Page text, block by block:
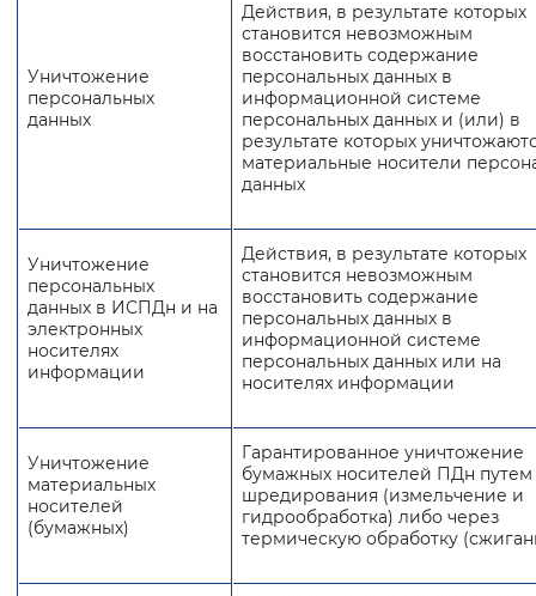
Уничтожение
персональных
данных
Действия, в результате которых
становится невозможным
восстановить содержание
персональных данных в
информационной системе
персональных данных и (или) в
результате которых
материальные носители
данных
Уничтожение
персональных
данных в ИСПДн и на
электронных
носителях
информации
Действия, в результате которых
становится невозможным
восстановить содержание
персональных данных в
информационной системе
персональных данных или на
носителях информации
Уничтожение
материальных
носителей
(бумажных)
Гарантированное уничтожение
бумажных носителей ПДн путем
шредирования (измельчение и
гидрообработка) либо через
термическую обработку